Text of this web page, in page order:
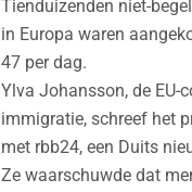
Tienduizenden niet-
in Europa waren
47 per dag.
Ylva Johansson, de
immigratie, schreef het
met rbb24, een Duits
Ze waarschuwde dat